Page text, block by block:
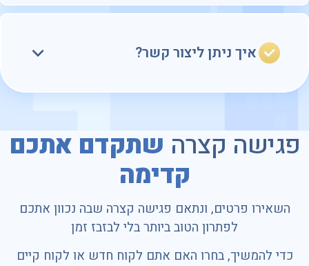
איך ניתן ליצור קשר?
פגישה קצרה שתקדם אתכם
קדימה
השאירו פרטים, ונתאם פגישה קצרה שבה נכוון אתכם
לפתרון הטוב ביותר בלי לבזבז זמן
כדי להמשיך, בחרו האם אתם לקוח חדש או לקוח קיים